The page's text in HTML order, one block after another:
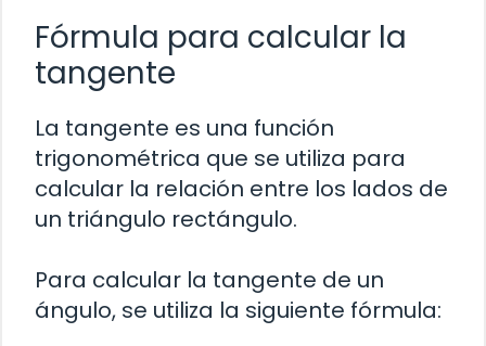
Fórmula para calcular la
tangente
La tangente es una función
trigonométrica que se utiliza para
calcular la relación entre los lados de
un triángulo rectángulo.
Para calcular la tangente de un
ángulo, se utiliza la siguiente fórmula: